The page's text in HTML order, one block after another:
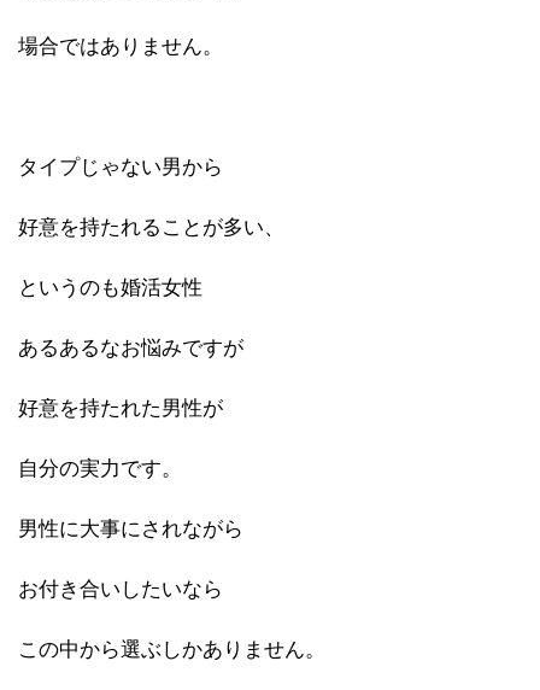
場合ではありません。
タイプじゃない男から
好意を持たれることが多い、
というのも婚活女性
あるあるなお悩みですが
好意を持たれた男性が
自分の実力です。
男性に大事にされながら
お付き合いしたいなら
この中から選ぶしかありません。